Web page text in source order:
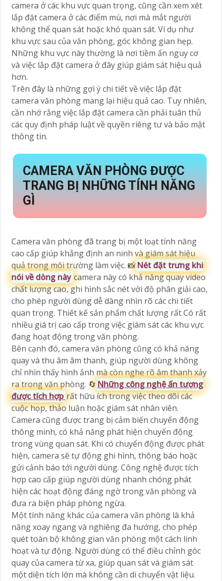
camera ở các khu vực quan trọng, cũng cần xem xét
lắp đặt camera ở các điểm mù, nơi mà mắt người
không thể quan sát hoặc khó quan sát. Ví dụ như
khu vực sau của văn phòng, góc không gian hẹp.
Những khu vực này thường là nơi tiềm ẩn nguy cơ
và việc lắp đặt camera ở đây giúp giám sát hiệu quả
hơn.
Trên đây là những gợi ý chi tiết về việc lắp đặt
camera văn phòng mang lại hiệu quả cao. Tuy nhiên,
cần nhớ rằng việc lắp đặt camera cần phải tuân thủ
các quy định pháp luật về quyền riêng tư và bảo mật
thông tin.
CAMERA VĂN PHÒNG ĐƯỢC
TRANG BỊ NHỮNG TÍNH NĂNG
GÌ
Camera văn phòng đã trang bị một loạt tính năng
cao cấp giúp khẳng định an ninh và giám sát hiệu
quả trong môi trường làm việc. 📸Nét đặt trưng khi
nói về dòng này camera này có khả năng quay video
chất lượng cao, ghi hình sắc nét với độ phân giải cao,
cho phép người dùng dễ dàng nhìn rõ các chi tiết
quan trọng. Thiết kế sản phẩm chất lượng rất Có rất
nhiều giá trị cao cấp trong việc giám sát các khu vực
đang hoạt động trong văn phòng.
Bên cạnh đó, camera văn phòng cũng có khả năng
quay và thu âm âm thanh, giúp người dùng không
chỉ nhìn thấy hình ảnh mà còn nghe rõ âm thanh xảy
ra trong văn phòng. 🔄 Những công nghệ ấn tượng
được tích hợp rất hữu ích trong việc theo dõi các
cuộc họp, thảo luận hoặc giám sát nhân viên.
Camera cũng được trang bị cảm biến chuyển động
thông minh, có khả năng phát hiện chuyển động
trong vùng quan sát. Khi có chuyển động được phát
hiện, camera sẽ tự động ghi hình, thông báo hoặc
gửi cảnh báo tới người dùng. Công nghệ được tích
hợp cao cấp giúp người dùng nhanh chóng phát
hiện các hoạt động đáng ngờ trong văn phòng và
đưa ra biện pháp phòng ngừa.
Một tính năng khác của camera văn phòng là khả
năng xoay ngang và nghiêng đa hướng, cho phép
quét toàn bộ không gian văn phòng một cách linh
hoạt và tự động. Người dùng có thể điều chỉnh góc
quay của camera từ xa, giúp quan sát và giám sát
một diện tích lớn mà không cần di chuyển vật liệu.